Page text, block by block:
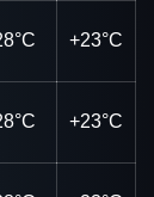
+23°C
+23°C